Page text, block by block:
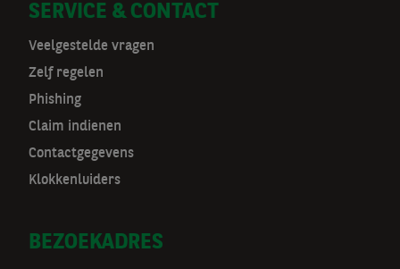
v
SERVICE & CONTACT
Veelgestelde vragen
Zelf regelen
Phishing
Claim indienen
Contactgegevens
Klokkenluiders
BEZOEKADRES